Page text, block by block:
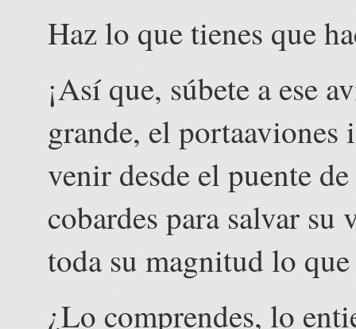
Haz lo que tienes que
¡Así que, súbete a ese
grande, el
venir desde el puente
cobardes para salvar su
toda su magnitud lo
¿Lo comprendes, lo